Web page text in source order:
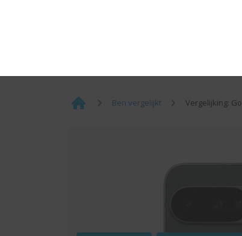
Home Ben vergelijkt Vergelijking: